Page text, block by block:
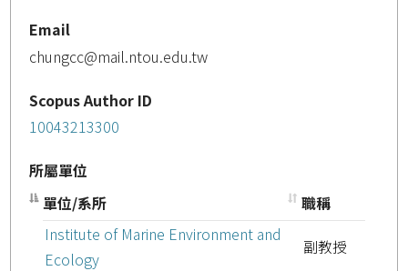
Email
chungcc@mail.ntou.edu.tw
Scopus Author ID
10043213300
所屬單位
單位/系所
職稱
Institute of Marine Environment and
Ecology
副教授